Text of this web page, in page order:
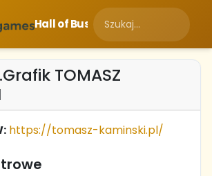
Hall of Business
TOMASZ
https://tomasz-kaminski.pl/